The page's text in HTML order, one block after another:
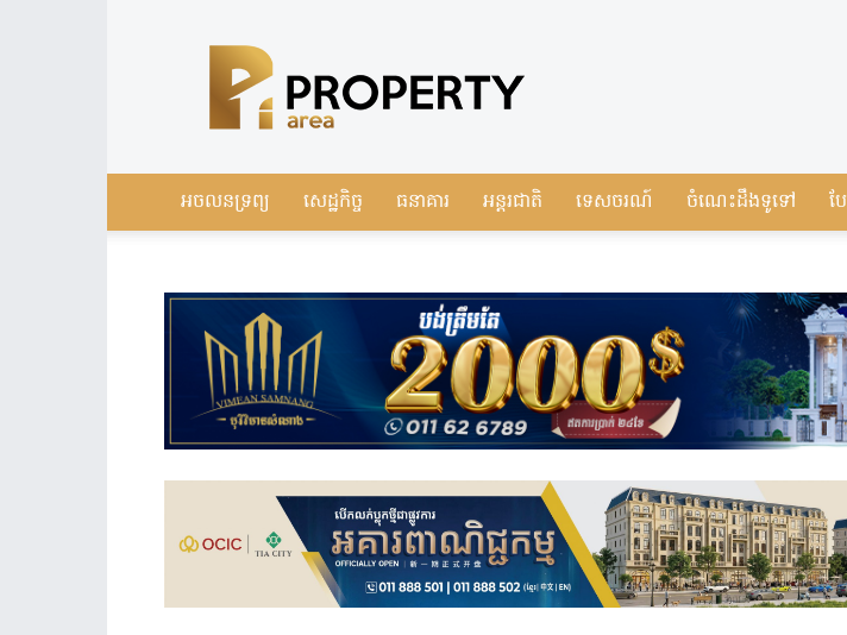
Real
Estate
Cambodia
អចលនទ្រព្យ សេដ្ឋកិច្ច ធនាគារ អន្តរជាតិ ទេសចរណ៍ ចំណេះដឹងទូទៅ ប